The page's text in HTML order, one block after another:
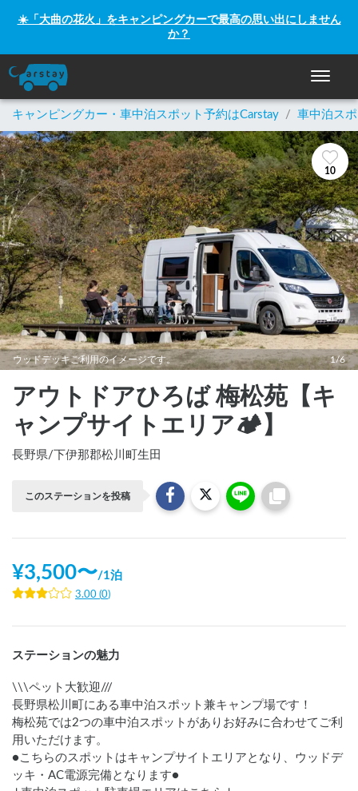
☀️「大曲の花火」をキャンピングカーで最高の思い出にしません
か？
ナビゲ
キャンピングカー・車中泊スポット予約はCarstay / 車中泊ス
10
ウッドデッキご利用のイメージです。 1/6
アウトドアひろば 梅松苑【キ
ャンプサイトエリア🏕️】
長野県/下伊那郡松川町生田
このステーションを投稿
¥3,500〜/1泊
3.00 (0)
ステーションの魅力
\\\ペット大歓迎///
長野県松川町にある車中泊スポット兼キャンプ場です！
梅松苑では2つの車中泊スポットがありお好みに合わせてご利
用いただけます。
●こちらのスポットはキャンプサイトエリアとなり、ウッドデ
ッキ・AC電源完備となります●